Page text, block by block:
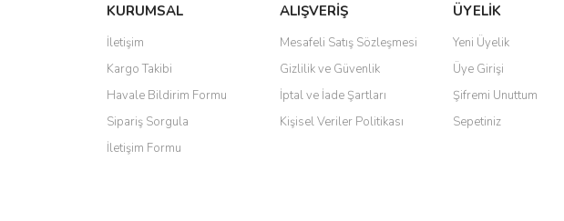
Ürün resmi kalitesiz, bozuk veya görüntülenemiyor.
Ürün açıklamasında eksik bilgiler bulunuyor.
Ürün bilgilerinde hatalar bulunuyor.
Ürün fiyatı diğer sitelerden daha pahalı.
Bu ürüne benzer farklı alternatifler olmalı.
KURUMSAL
İletişim
Kargo Takibi
Havale Bildirim Formu
Sipariş Sorgula
İletişim Formu
ALIŞVERİŞ
Mesafeli Satış Sözleşmesi
Gizlilik ve Güvenlik
İptal ve İade Şartları
Kişisel Veriler Politikası
ÜYELİK
Yeni Üyelik
Üye Girişi
Şifremi Unuttum
Sepetiniz